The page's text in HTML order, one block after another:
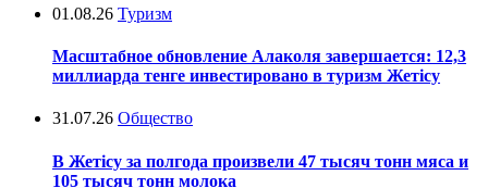
01.08.26 Туризм
Масштабное обновление Алаколя завершается: 12,3
миллиарда тенге инвестировано в туризм Жетісу
31.07.26 Общество
В Жетісу за полгода произвели 47 тысяч тонн мяса и
105 тысяч тонн молока